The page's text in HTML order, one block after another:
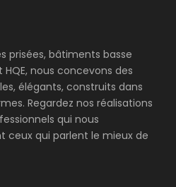
prisées, bâtiments basse
nous concevons des
élégants, construits dans
Regardez nos réalisations
qui nous
ceux qui parlent le mieux de